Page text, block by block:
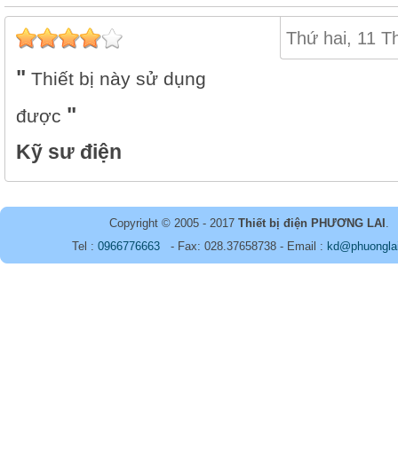
Thứ hai, 11
Thiết bị này sử dụng
được
Kỹ sư điện
Copyright © 2005 - 2017 Thiết bị điện PHƯƠNG LAI .
Tel : 0966776663 - Fax: 028.37658738 - Email :